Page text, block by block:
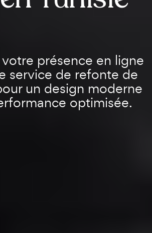
présence en ligne
service de refonte de
un design moderne
optimisée.